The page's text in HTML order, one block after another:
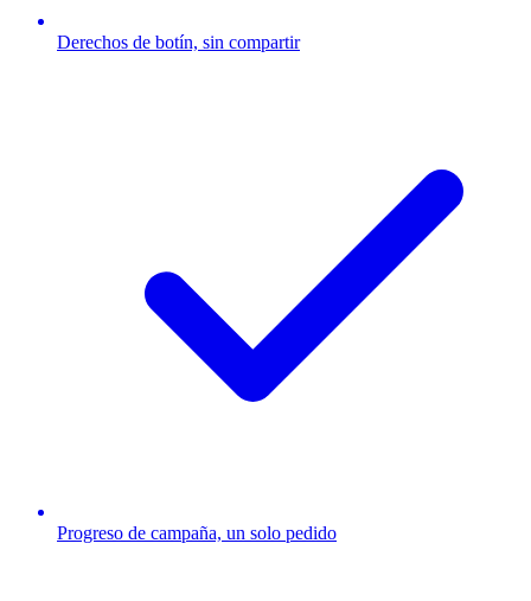
Derechos de botín, sin compartir
Progreso de campaña, un solo pedido